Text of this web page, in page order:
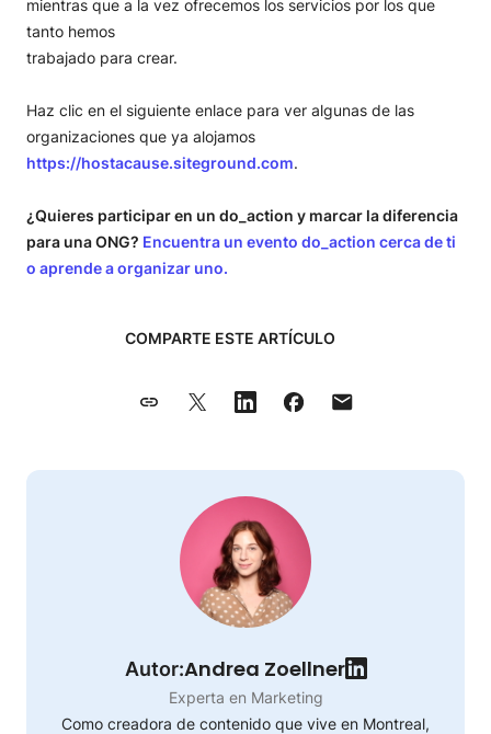
mientras que a la vez ofrecemos los servicios por los que
tanto hemos
trabajado para crear.
Haz clic en el siguiente enlace para ver algunas de las
organizaciones que ya alojamos
https://hostacause.siteground.com.
¿Quieres participar en un do_action y marcar la diferencia
para una ONG? Encuentra un evento do_action cerca de ti
o aprende a organizar uno.
COMPARTE ESTE ARTÍCULO
Autor:Andrea Zoellner
Experta en Marketing
Como creadora de contenido que vive en Montreal,